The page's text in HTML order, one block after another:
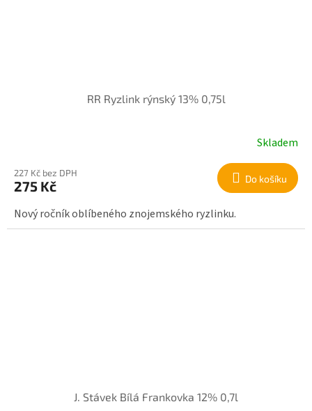
RR Ryzlink rýnský 13% 0,75l
Skladem
227 Kč bez DPH
275 Kč Do košíku
Nový ročník oblíbeného znojemského ryzlinku.
J. Stávek Bílá Frankovka 12% 0,7l